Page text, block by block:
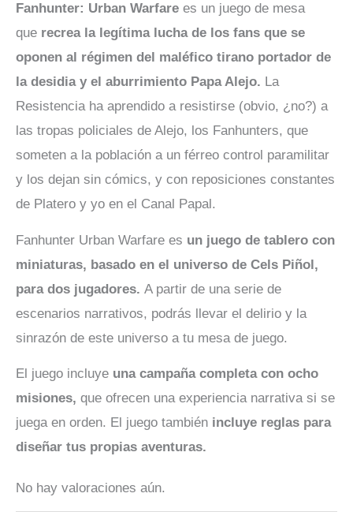
Fanhunter: Urban Warfare es un juego de mesa
que recrea la legítima lucha de los fans que se
oponen al régimen del maléfico tirano portador de
la desidia y el aburrimiento Papa Alejo. La
Resistencia ha aprendido a resistirse (obvio, ¿no?) a
las tropas policiales de Alejo, los Fanhunters, que
someten a la población a un férreo control paramilitar
y los dejan sin cómics, y con reposiciones constantes
de Platero y yo en el Canal Papal.
Fanhunter Urban Warfare es un juego de tablero con
miniaturas, basado en el universo de Cels Piñol,
para dos jugadores. A partir de una serie de
escenarios narrativos, podrás llevar el delirio y la
sinrazón de este universo a tu mesa de juego.
El juego incluye una campaña completa con ocho
misiones, que ofrecen una experiencia narrativa si se
juega en orden. El juego también incluye reglas para
diseñar tus propias aventuras.
No hay valoraciones aún.